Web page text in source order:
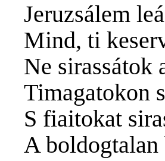
Jeruzsálem
Mind, ti
Ne sirassátok
Timagatokon
S fiaitokat
A boldogtalan